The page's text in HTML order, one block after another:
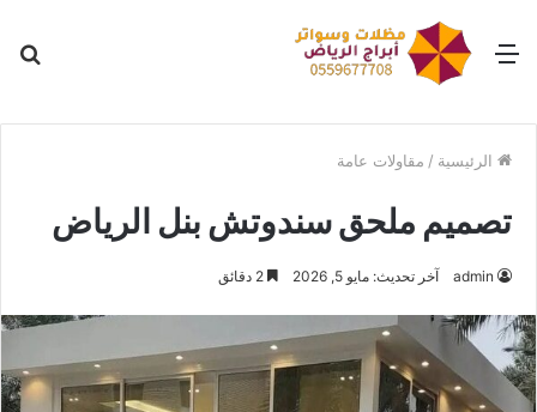
القائمة
الرئيسية / مقاولات عامة
تصميم ملحق سندوتش بنل الرياض
admin آخر تحديث: مايو 5, 2026